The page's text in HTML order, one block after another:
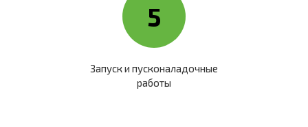
5
Запуск и пусконаладочные
работы